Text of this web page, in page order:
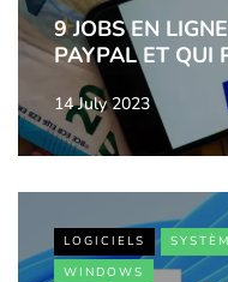
9 JOBS EN
PAYPAL ET QUI
14 July 2023
LOGICIELS
WINDOWS